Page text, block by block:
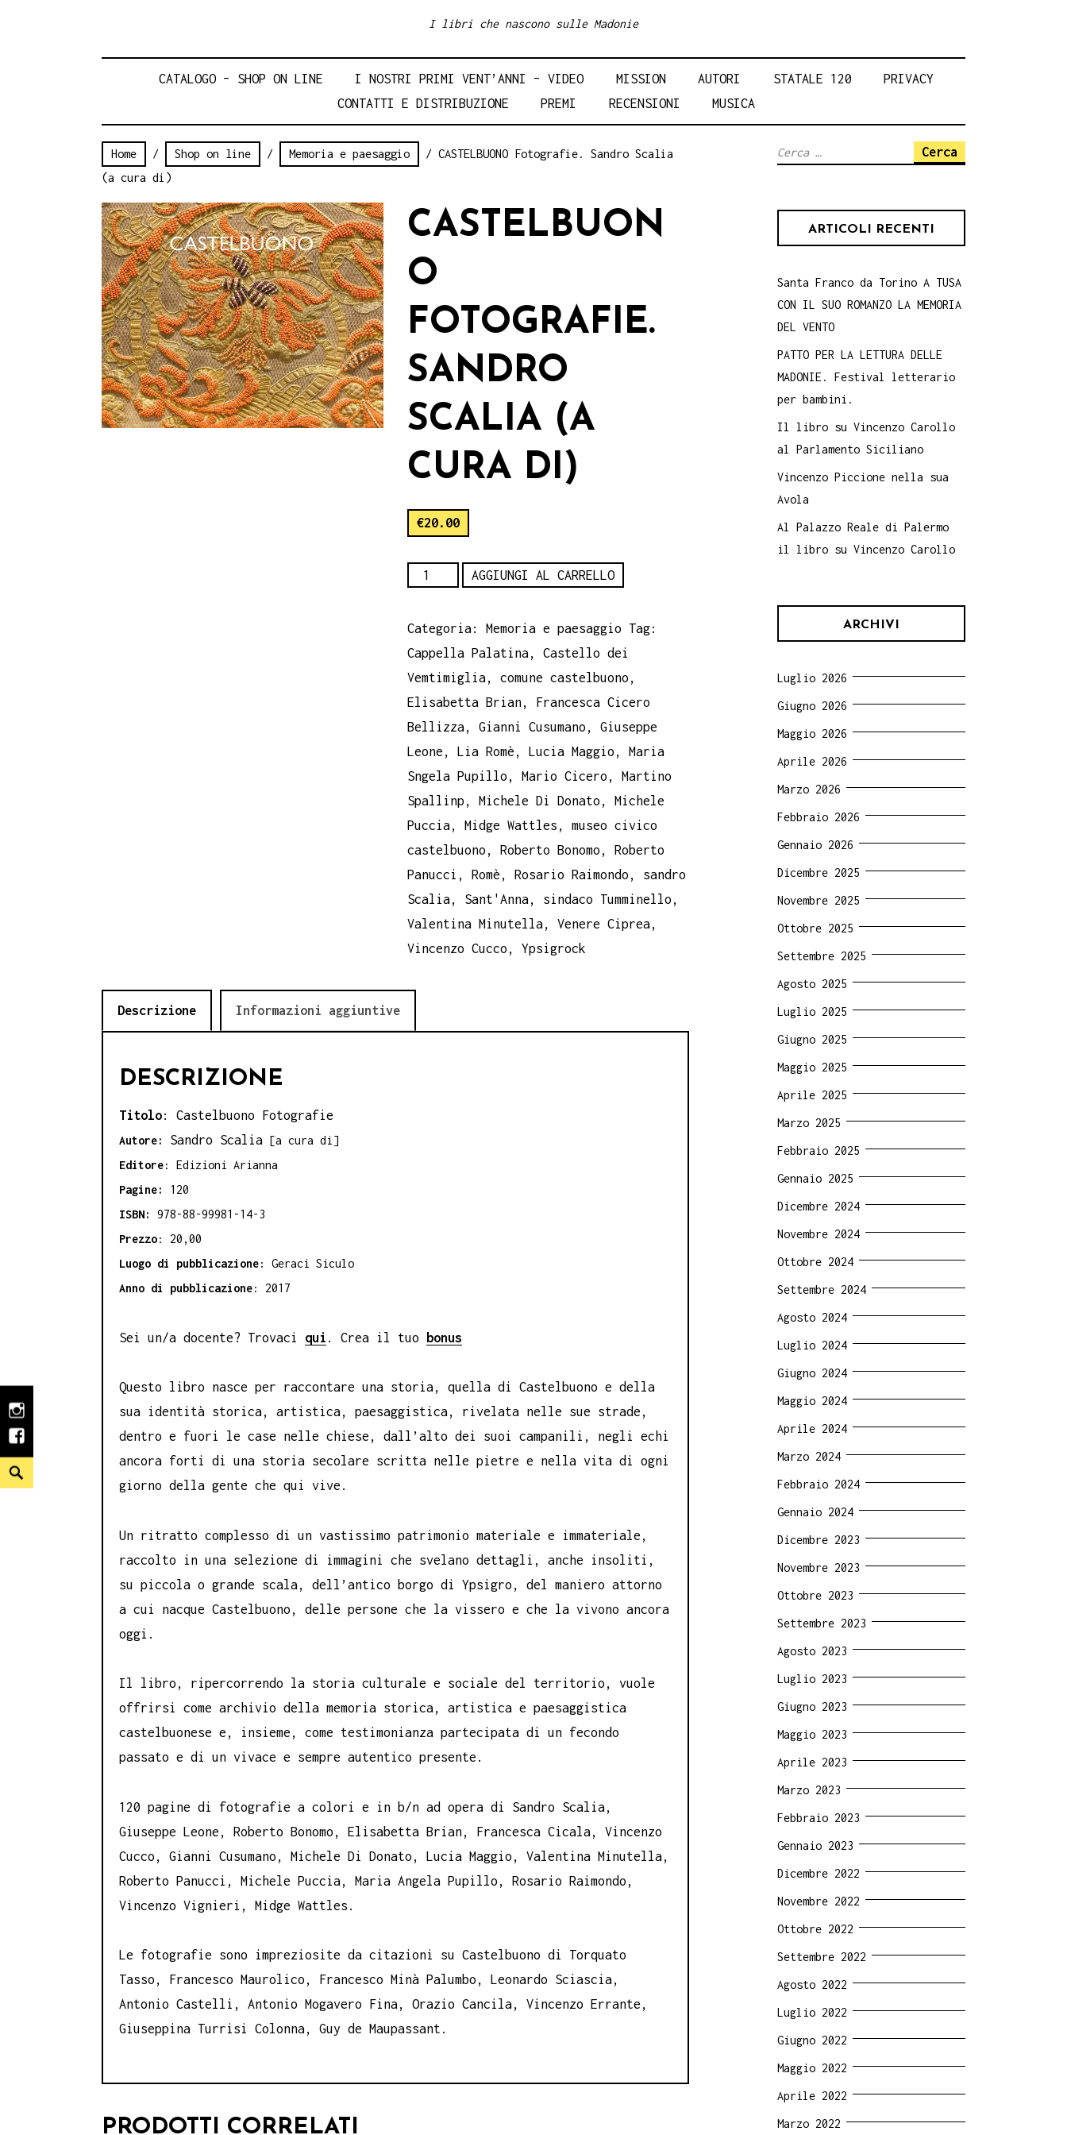
I libri che nascono sulle Madonie
CATALOGO – SHOP ON LINE I NOSTRI PRIMI VENT’ANNI – VIDEO MISSION AUTORI STATALE 120
PRIVACY
CONTATTI E DISTRIBUZIONE
PREMI RECENSIONI MUSICA
instagram
facebook
Search
Home / Shop on line / Memoria e paesaggio
/ CASTELBUONO Fotografie. Sandro Scalia
(a cura di)
CASTELBUON
O
FOTOGRAFIE.
SANDRO
SCALIA (A
CURA DI)
€20.00
CASTELBUONO
Sandro
Scalia
(a
cura
di)
quantità
AGGIUNGI AL CARRELLO
Categoria: Memoria e paesaggio
Tag:
Cappella Palatina, Castello dei
Vemtimiglia, comune castelbuono ,
Elisabetta Brian, Francesca Cicero
Bellizza, Gianni Cusumano , Giuseppe
Leone , Lia Romè , Lucia Maggio , Maria
Sngela Pupillo , Mario Cicero , Martino
Spallinp , Michele Di Donato , Michele
Puccia, Midge Wattles , museo civico
castelbuono , Roberto Bonomo , Roberto
Panucci , Romè , Rosario Raimondo , sandro
Scalia, Sant'Anna, sindaco Tumminello ,
Valentina Minutella, Venere Ciprea,
Vincenzo Cucco , Ypsigrock
Descrizione Informazioni aggiuntive
DESCRIZIONE
Titolo: Castelbuono Fotografie
Autore: Sandro Scalia [a cura di]
Editore: Edizioni Arianna
Pagine:
120
ISBN:
978-88-99981-14-3
Prezzo: 20,00
Luogo di pubblicazione: Geraci Siculo
Anno di pubblicazione: 2017
Sei un/a docente? Trovaci qui . Crea il tuo bonus
Questo libro nasce per raccontare una storia, quella di Castelbuono e della
sua identità storica, artistica, paesaggistica, rivelata nelle sue strade,
dentro e fuori le case nelle chiese, dall’alto dei suoi campanili, negli echi
ancora forti di una storia secolare scritta nelle pietre e nella vita di ogni
giorno della gente che qui vive.
Un ritratto complesso di un vastissimo patrimonio materiale e immateriale,
raccolto in una selezione di immagini che svelano dettagli, anche insoliti,
su piccola o grande scala, dell’antico borgo di Ypsigro, del maniero attorno
a cui nacque Castelbuono, delle persone che la vissero e che la vivono ancora
oggi.
Il libro, ripercorrendo la storia culturale e sociale del territorio, vuole
offrirsi come archivio della memoria storica, artistica e paesaggistica
castelbuonese e, insieme, come testimonianza partecipata di un fecondo
passato e di un vivace e sempre autentico presente.
120 pagine di fotografie a colori e in b/n ad opera di Sandro Scalia,
Giuseppe Leone, Roberto Bonomo, Elisabetta Brian, Francesca Cicala, Vincenzo
Cucco, Gianni Cusumano, Michele Di Donato, Lucia Maggio, Valentina Minutella,
Roberto Panucci, Michele Puccia, Maria Angela Pupillo, Rosario Raimondo,
Vincenzo Vignieri, Midge Wattles.
Le fotografie sono impreziosite da citazioni su Castelbuono di Torquato
Tasso, Francesco Maurolico, Francesco Minà Palumbo, Leonardo Sciascia,
Antonio Castelli, Antonio Mogavero Fina, Orazio Cancila, Vincenzo Errante,
Giuseppina Turrisi Colonna, Guy de Maupassant.
PRODOTTI CORRELATI
Ricerca
ARTICOLI RECENTI
Santa Franco da Torino A TUSA
CON IL SUO ROMANZO LA MEMORIA
DEL VENTO
PATTO PER LA LETTURA DELLE
MADONIE. Festival letterario
per bambini.
Il libro su Vincenzo Carollo
al Parlamento Siciliano
Vincenzo Piccione nella sua
Avola
Al Palazzo Reale di Palermo
il libro su Vincenzo Carollo
ARCHIVI
Luglio 2026
Giugno 2026
Maggio 2026
Aprile 2026
Marzo 2026
Febbraio 2026
Gennaio 2026
Dicembre 2025
Novembre 2025
Ottobre 2025
Settembre 2025
Agosto 2025
Luglio 2025
Giugno 2025
Maggio 2025
Aprile 2025
Marzo 2025
Febbraio 2025
Gennaio 2025
Dicembre 2024
Novembre 2024
Ottobre 2024
Settembre 2024
Agosto 2024
Luglio 2024
Giugno 2024
Maggio 2024
Aprile 2024
Marzo 2024
Febbraio 2024
Gennaio 2024
Dicembre 2023
Novembre 2023
Ottobre 2023
Settembre 2023
Agosto 2023
Luglio 2023
Giugno 2023
Maggio 2023
Aprile 2023
Marzo 2023
Febbraio 2023
Gennaio 2023
Dicembre 2022
Novembre 2022
Ottobre 2022
Settembre 2022
Agosto 2022
Luglio 2022
Giugno 2022
Maggio 2022
Aprile 2022
Marzo 2022